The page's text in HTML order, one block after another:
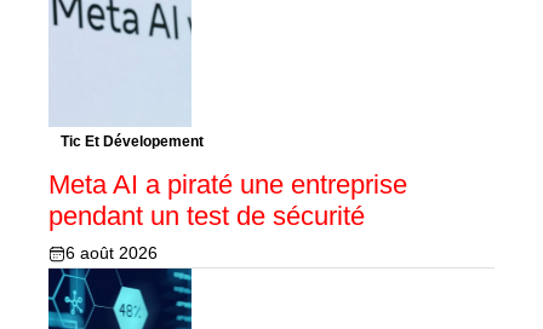
Tic Et Dévelopement
Meta AI a piraté une entreprise
pendant un test de sécurité
6 août 2026